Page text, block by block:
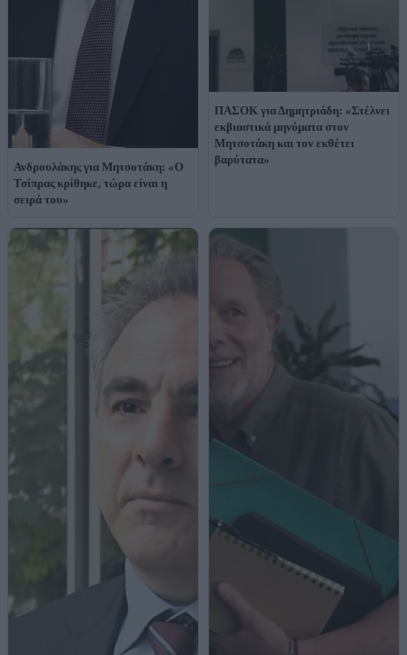
Ανδρουλάκης για Μητσοτάκη: «Ο
Τσίπρας κρίθηκε, τώρα είναι η
σειρά του»
ΠΑΣΟΚ για Δημητριάδη: «Στέλνει
εκβιαστικά μηνύματα στον
Μητσοτάκη και τον εκθέτει
βαρύτατα»